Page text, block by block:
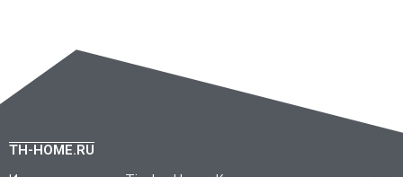
TH-HOME.RU